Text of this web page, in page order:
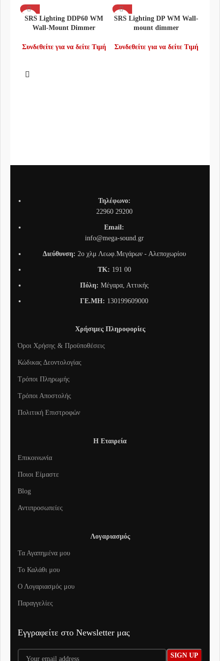
SRS Lighting DDP60 WM
Wall-Mount Dimmer
Συνδεθείτε για να δείτε Τιμή
SRS Lighting DP WM Wall-
mount dimmer
Συνδεθείτε για να δείτε Τιμή
Τηλέφωνο:
22960 29200
Email:
info@mega-sound.gr
Διεύθυνση: 2o χλμ Λεωφ.Μεγάρων - Αλεποχωρίου
TK: 191 00
Πόλη: Μέγαρα, Αττικής
ΓΕ.ΜΗ: 130199609000
Χρήσιμες Πληροφορίες
Όροι Χρήσης & Προϋποθέσεις
Κώδικας Δεοντολογίας
Τρόποι Πληρωμής
Τρόποι Αποστολής
Πολιτική Επιστροφών
Η Εταιρεία
Επικοινωνία
Ποιοι Είμαστε
Blog
Αντιπροσωπείες
Λογαριασμός
Τα Αγαπημένα μου
To Καλάθι μου
Ο Λογαριασμός μου
Παραγγελίες
Εγγραφείτε στο Newsletter μας